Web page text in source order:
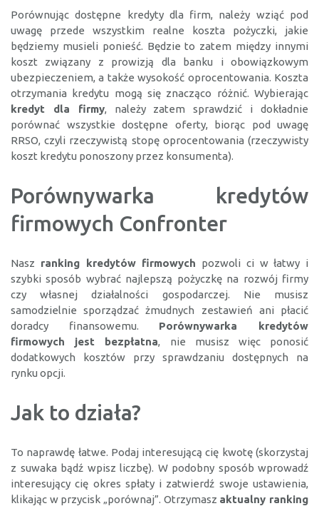
Porównując dostępne kredyty dla firm, należy wziąć pod
uwagę przede wszystkim realne koszta pożyczki, jakie
będziemy musieli ponieść. Będzie to zatem między innymi
koszt związany z prowizją dla banku i obowiązkowym
ubezpieczeniem, a także wysokość oprocentowania. Koszta
otrzymania kredytu mogą się znacząco różnić. Wybierając
kredyt dla firmy, należy zatem sprawdzić i dokładnie
porównać wszystkie dostępne oferty, biorąc pod uwagę
RRSO, czyli rzeczywistą stopę oprocentowania (rzeczywisty
koszt kredytu ponoszony przez konsumenta).
Porównywarka kredytów
firmowych Confronter
Nasz ranking kredytów firmowych pozwoli ci w łatwy i
szybki sposób wybrać najlepszą pożyczkę na rozwój firmy
czy własnej działalności gospodarczej. Nie musisz
samodzielnie sporządzać żmudnych zestawień ani płacić
doradcy finansowemu. Porównywarka kredytów
firmowych jest bezpłatna, nie musisz więc ponosić
dodatkowych kosztów przy sprawdzaniu dostępnych na
rynku opcji.
Jak to działa?
To naprawdę łatwe. Podaj interesującą cię kwotę (skorzystaj
z suwaka bądź wpisz liczbę). W podobny sposób wprowadź
interesujący cię okres spłaty i zatwierdź swoje ustawienia,
klikając w przycisk „porównaj”. Otrzymasz aktualny ranking